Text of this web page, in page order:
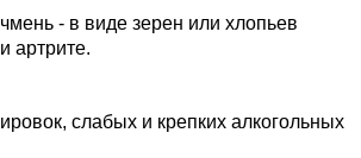
- в виде зерен или хлопьев
артрите.
слабых и крепких алкогольных